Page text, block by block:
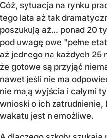
Cóż, sytuacja na rynku
tego lata aż tak
poszukują aż… ponad 20
pod uwagę owe "pełne
aż jednego na każdych 25
że gotowe są przyjąć
nawet jeśli nie ma
nie mają wyjścia i całymi
wnioski o ich zatrudnienie,
wakatu jest niemożliwe.